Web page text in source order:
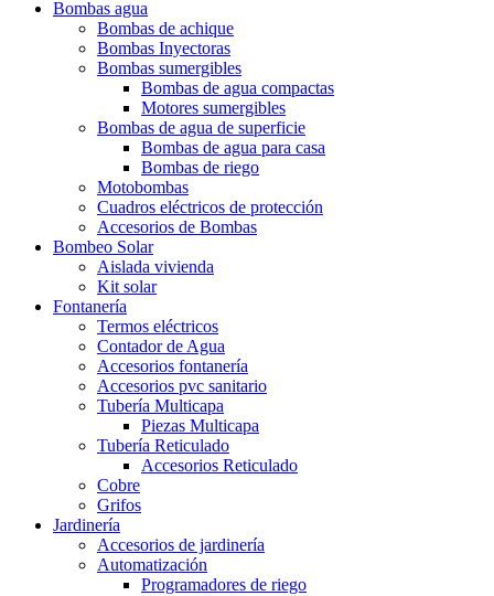
Bombas agua
Bombas de achique
Bombas Inyectoras
Bombas sumergibles
Bombas de agua compactas
Motores sumergibles
Bombas de agua de superficie
Bombas de agua para casa
Bombas de riego
Motobombas
Cuadros eléctricos de protección
Accesorios de Bombas
Bombeo Solar
Aislada vivienda
Kit solar
Fontanería
Termos eléctricos
Contador de Agua
Accesorios fontanería
Accesorios pvc sanitario
Tubería Multicapa
Piezas Multicapa
Tubería Reticulado
Accesorios Reticulado
Cobre
Grifos
Jardinería
Accesorios de jardinería
Automatización
Programadores de riego